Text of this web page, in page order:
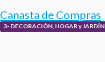
Canasta de Compras
3- DECORACIÓN, HOGAR y JARDÍN